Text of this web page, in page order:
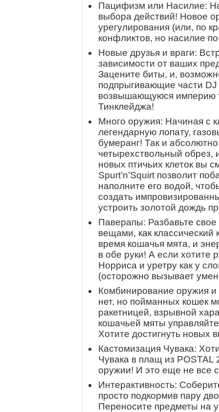
Пацифизм или Насилие:
выбора действий! Новое
урегулирования (или, по
конфликтов, но насилие
Новые друзья и враги:
зависимости от ваших
Зацените биты, и,
подпрыгивающие части
возвышающуюся империю
Тинклейджа!
Много оружия: Начиная с
легендарную лопату,
бумеранг! Так и
четырехствольный
новых птичьих клеток вы
Spurt’n’Squirt позволит
наполните его водой,
создать
устроить золотой дождь
Паверапы: Разбавьте
вещами, как
время кошачья мята, и
в обе руки! А если хотите
Норриса и уретру как у
(осторожно вызывает
Комбинирование оружия
нет, но пойманных кошек
ракетницей, взрывной
кошачьей мяты
Хотите достигнуть новых
Кастомизация Чувака:
Чувака в плащ из
оружии! И это еще не все
Интерактивность:
просто подкормив пару
Переносите предметы на